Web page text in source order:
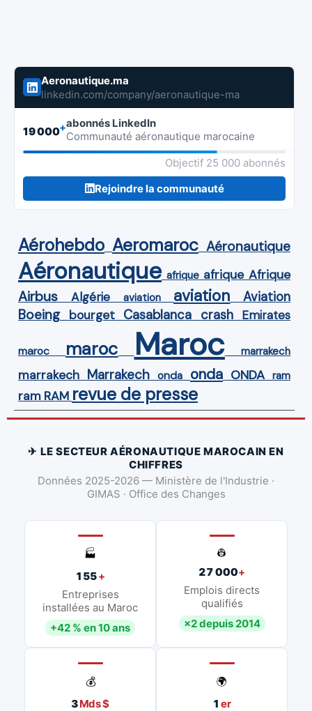
Aeronautique.ma
linkedin.com/company/aeronautique-ma
19 000+abonnés LinkedIn
Communauté aéronautique marocaine
Objectif 25 000 abonnés
Rejoindre la communauté
Aérohebdo Aeromaroc Aéronautique
Aéronautique afrique afrique Afrique
Airbus Algérie aviation aviation Aviation
Boeing bourget Casablanca crash Emirates
maroc maroc Maroc marrakech
marrakech Marrakech onda onda ONDA ram
ram RAM revue de presse
✈ LE SECTEUR AÉRONAUTIQUE MAROCAIN EN
CHIFFRES
Données 2025-2026 — Ministère de l'Industrie ·
GIMAS · Office des Changes
🏭
155+
Entreprises
installées au Maroc
+42 % en 10 ans
👷
27 000+
Emplois directs
qualifiés
×2 depuis 2014
💰
3Mds $
🌍
1 er